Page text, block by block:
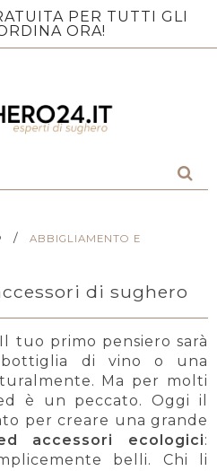
PER TUTTI GLI
ORA!
/
ABBIGLIAMENTO E
di sughero
Il tuo primo pensiero sarà
di vino o una
Ma per molti
è un peccato. Oggi il
per creare una grande
accessori ecologici:
belli. Chi li